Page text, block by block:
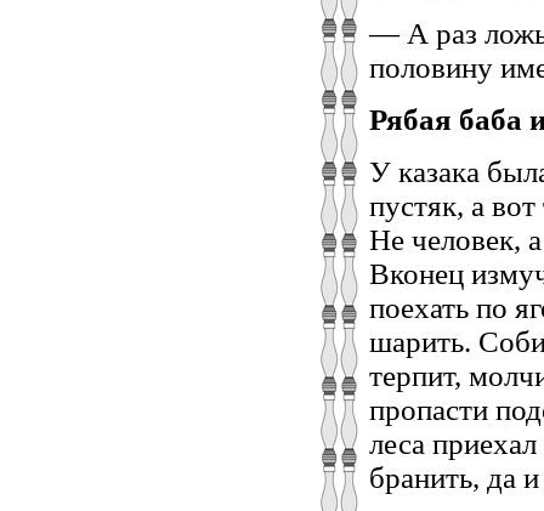
— А раз
половину
Рябая баба
У казака
пустяк, а
Не человек,
Вконец
поехать по
шарить.
терпит,
пропасти
леса
бранить, да